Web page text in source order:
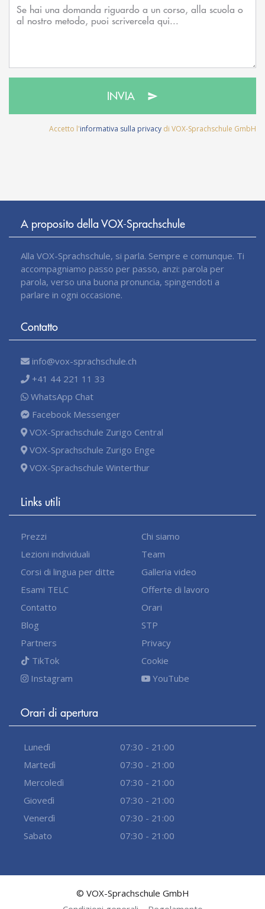
INVIA
Accetto l'informativa sulla privacy di VOX-Sprachschule GmbH
A proposito della VOX-Sprachschule
Alla VOX-Sprachschule, si parla. Sempre e comunque. Ti
accompagniamo passo per passo, anzi: parola per
parola, verso una buona pronuncia, spingendoti a
parlare in ogni occasione.
Contatto
info@vox-sprachschule.ch
+41 44 221 11 33
WhatsApp Chat
Facebook Messenger
VOX-Sprachschule Zurigo Central
VOX-Sprachschule Zurigo Enge
VOX-Sprachschule Winterthur
Links utili
Prezzi
Lezioni individuali
Corsi di lingua per ditte
Esami TELC
Contatto
Blog
Partners
TikTok
Instagram
Chi siamo
Team
Galleria video
Offerte di lavoro
Orari
STP
Privacy
Cookie
YouTube
Orari di apertura
Lunedì
07:30 - 21:00
Martedì
07:30 - 21:00
Mercoledì
07:30 - 21:00
Giovedì
07:30 - 21:00
Venerdì
07:30 - 21:00
Sabato
07:30 - 21:00
© VOX-Sprachschule GmbH